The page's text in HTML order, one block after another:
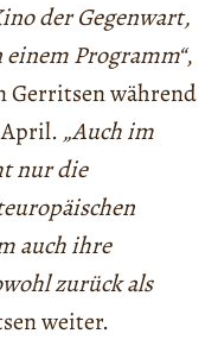
der Gegenwart,
Programm“,
Gerritsen während
April. „Auch im
nur die
auch ihre
zurück als
weiter.